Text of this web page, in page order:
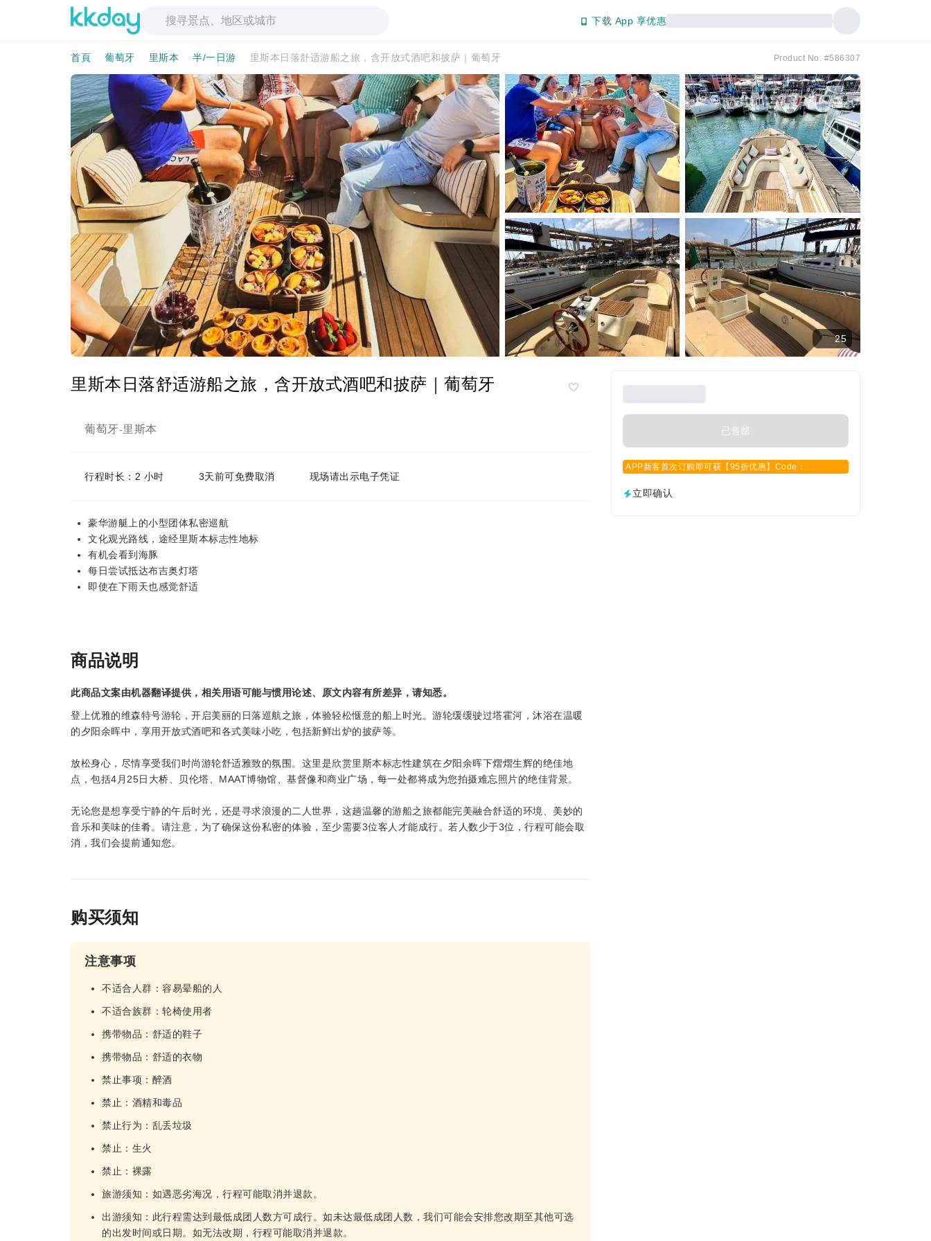
下载 App 享优惠
首頁 葡萄牙 里斯本 半/一日游 里斯本日落舒适游船之旅，含开放式酒吧和披萨｜葡萄牙 Product No. #586307
25
里斯本日落舒适游船之旅，含开放式酒吧和披萨｜葡萄牙
葡萄牙-里斯本
行程时长：2 小时 3天前可免费取消 现场请出示电子凭证
豪华游艇上的小型团体私密巡航
文化观光路线，途经里斯本标志性地标
有机会看到海豚
每日尝试抵达布吉奥灯塔
即使在下雨天也感觉舒适
已售罄
APP新客首次订购即可获【95折优惠】Code：
立即确认
商品说明
此商品文案由机器翻译提供，相关用语可能与惯用论述、原文内容有所差异，请知悉。
登上优雅的维森特号游轮，开启美丽的日落巡航之旅，体验轻松惬意的船上时光。游轮缓缓驶过塔霍河，沐浴在温暖
的夕阳余晖中，享用开放式酒吧和各式美味小吃，包括新鲜出炉的披萨等。
放松身心，尽情享受我们时尚游轮舒适雅致的氛围。这里是欣赏里斯本标志性建筑在夕阳余晖下熠熠生辉的绝佳地
点，包括4月25日大桥、贝伦塔、MAAT博物馆、基督像和商业广场，每一处都将成为您拍摄难忘照片的绝佳背景。
无论您是想享受宁静的午后时光，还是寻求浪漫的二人世界，这趟温馨的游船之旅都能完美融合舒适的环境、美妙的
音乐和美味的佳肴。请注意，为了确保这份私密的体验，至少需要3位客人才能成行。若人数少于3位，行程可能会取
消，我们会提前通知您。
购买须知
注意事项
不适合人群：容易晕船的人
不适合族群：轮椅使用者
携带物品：舒适的鞋子
携带物品：舒适的衣物
禁止事项：醉酒
禁止：酒精和毒品
禁止行为：乱丢垃圾
禁止：生火
禁止：裸露
旅游须知：如遇恶劣海况，行程可能取消并退款。
出游须知：此行程需达到最低成团人数方可成行。如未达最低成团人数，我们可能会安排您改期至其他可选
的出发时间或日期。如无法改期，行程可能取消并退款。